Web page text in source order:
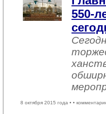
550-
8 октября 2015 года • •